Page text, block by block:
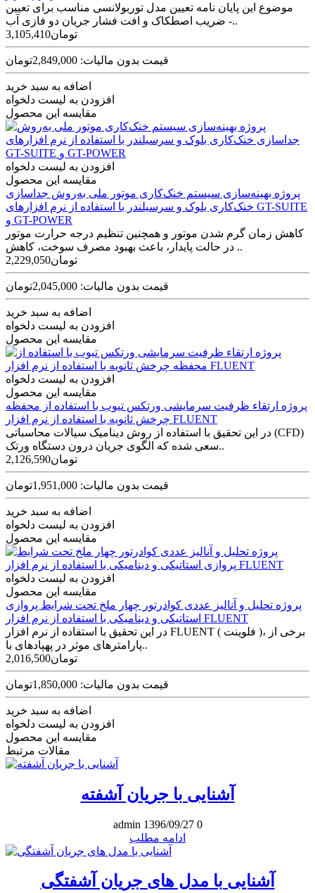
موضوع این پایان نامه تعیین مدل توربولانسی مناسب برای تعیین
ضریب اصطکاک و افت فشار جریان دو فازی آب -..
3,105,410تومان
قیمت بدون مالیات: 2,849,000تومان
اضافه به سبد خرید
افزودن به لیست دلخواه
مقایسه این محصول
افزودن به لیست دلخواه
مقایسه این محصول
پروژه بهینه‌سازی سیستم خنک‌کاری موتور ملی به‌روش جداسازی
خنک‌کاری بلوک و سرسیلندر با استفاده از نرم افزارهای GT-SUITE
و GT-POWER
کاهش زمان گرم‌ شدن موتور و همچنین تنظیم درجه حرارت موتور
در حالت پایدار، باعث بهبود مصرف سوخت، کاهش ..
2,229,050تومان
قیمت بدون مالیات: 2,045,000تومان
اضافه به سبد خرید
افزودن به لیست دلخواه
مقایسه این محصول
افزودن به لیست دلخواه
مقایسه این محصول
پروژه ارتقاء ظرفیت سرمایشی ورتکس تیوب با استفاده از محفظه
چرخش ثانویه با استفاده از نرم افزار FLUENT
در این تحقیق با استفاده از روش دینامیک سیالات محاسباتی (CFD)
سعی شده که الگوی جریان درون دستگاه ورتک..
2,126,590تومان
قیمت بدون مالیات: 1,951,000تومان
اضافه به سبد خرید
افزودن به لیست دلخواه
مقایسه این محصول
افزودن به لیست دلخواه
مقایسه این محصول
پروژه تحلیل و آنالیز عددی کوادرتور چهار ملخ تحت شرایط پروازی
استاتیکی و دینامیکی با استفاده از نرم افزار FLUENT
در این تحقیق با استفاده از نرم افزار FLUENT ( فلوینت )، برخی از
پارامترهای موثر در پهپادهای با..
2,016,500تومان
قیمت بدون مالیات: 1,850,000تومان
اضافه به سبد خرید
افزودن به لیست دلخواه
مقایسه این محصول
مقالات مرتبط
آشنایی با جریان آشفته
admin 1396/09/27 0
ادامه مطلب
آشنایی با مدل های جریان آشفتگی